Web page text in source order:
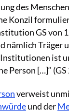
des
Konzil
GS von
nämlich Träger
ist
Person […]“ (GS
verweist
und der